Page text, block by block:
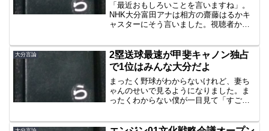
「最近おもしろいことを言いますね」。
NHK大分富田アナは相方の齋藤はるかキ
ャスターにそう言いました。視聴者から
に齋藤キャスターが「落書きしてみた
い」と返答。「NHKなんで」から見れば
いろんな批判が予想され...
大分言論
2塁送球最速が甲斐キャノン独占
で1位はみんな大分だよ
まったく野球がわからないけれど、妻ち
ゃんのせいで見るようになりました。ま
ったくわからない僕が一目見て「すごい
～5月まで）のキャッチャーの2塁送球最
速を計測した特集がパ・リーグTVで組ま